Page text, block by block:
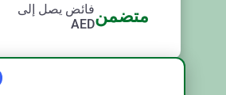
متضمنفائض يصل إلى
AED